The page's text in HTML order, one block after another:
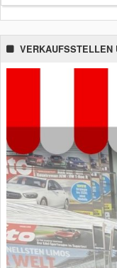
VERKAUFSSTELLEN